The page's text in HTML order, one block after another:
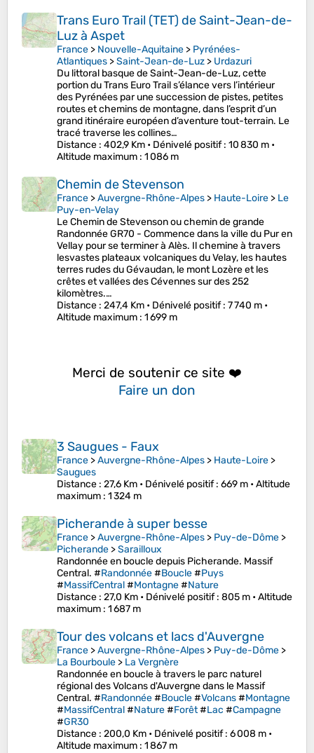
Trans Euro Trail (TET) de Saint-Jean-de-
Luz à Aspet
France > Nouvelle-Aquitaine > Pyrénées-
Atlantiques >Saint-Jean-de-Luz > Urdazuri
Du littoral basque de Saint-Jean-de-Luz, cette
portion du Trans Euro Trail s’élance vers l’intérieur
des Pyrénées par une succession de pistes, petites
routes et chemins de montagne, dans l’esprit d’un
grand itinéraire européen d’aventure tout-terrain. Le
tracé traverse les collines…
Distance : 402,9 Km • Dénivelé positif: 10 830 m •
Altitude maximum : 1 086 m
Chemin de Stevenson
France >Auvergne-Rhône-Alpes > Haute-Loire > Le
Puy-en-Velay
Le Chemin de Stevenson ou chemin de grande
Randonnée GR70 - Commence dans la ville du Pur en
Vellay pour se terminer à Alès. Il chemine à travers
lesvastes plateaux volcaniques du Velay, les hautes
terres rudes du Gévaudan, le mont Lozère et les
crêtes et vallées des Cévennes sur des 252
kilomètres.…
Distance : 247,4 Km • Dénivelé positif: 7 740 m •
Altitude maximum : 1 699 m
Merci de soutenir ce site ❤️
Faire un don
3 Saugues - Faux
France >Auvergne-Rhône-Alpes > Haute-Loire >
Saugues
Distance : 27,6 Km • Dénivelé positif: 669 m •Altitude
maximum : 1 324 m
Picherande à super besse
France >Auvergne-Rhône-Alpes > Puy-de-Dôme >
Picherande >Sarailloux
Randonnée en boucle depuis Picherande. Massif
Central. #Randonnée#Boucle#Puys
#MassifCentral#Montagne#Nature
Distance : 27,0 Km • Dénivelé positif: 805 m •Altitude
maximum : 1 687 m
Tour des volcans et lacs d'Auvergne
France >Auvergne-Rhône-Alpes > Puy-de-Dôme >
La Bourboule > La Vergnère
Randonnée en boucle à travers le parc naturel
régional des Volcans d'Auvergne dans le Massif
Central. #Randonnée#Boucle#Volcans#Montagne
#MassifCentral#Nature#Forêt#Lac #Campagne
#GR30
Distance : 200,0 Km • Dénivelé positif: 6 008 m •
Altitude maximum : 1 867 m